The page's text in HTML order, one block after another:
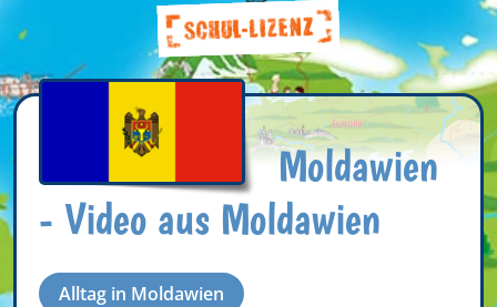
Moldawien
- Video aus Moldawien
Alltag in Moldawien